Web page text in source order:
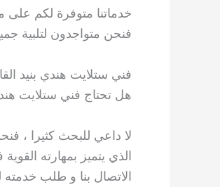
خدماتنا متوفرة لكم على
فنحن متواجدون لتلبية
فني ستلايت هندي بنيد
هل تحتاج فني ستلايت
لا داعي للبحث كثيرا ،
الذي يتميز بمهارته
الاتصال بنا و طلب